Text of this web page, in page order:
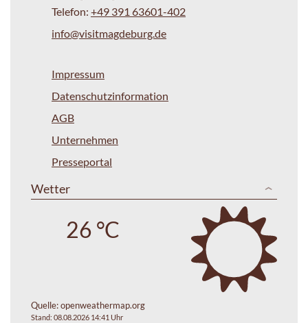
Telefon: +49 391 63601-402
info@visitmagdeburg.de
Impressum
Datenschutzinformation
AGB
Unternehmen
Presseportal
Wetter
26 °C
Quelle:openweathermap.org
Stand: 08.08.2026 14:41 Uhr